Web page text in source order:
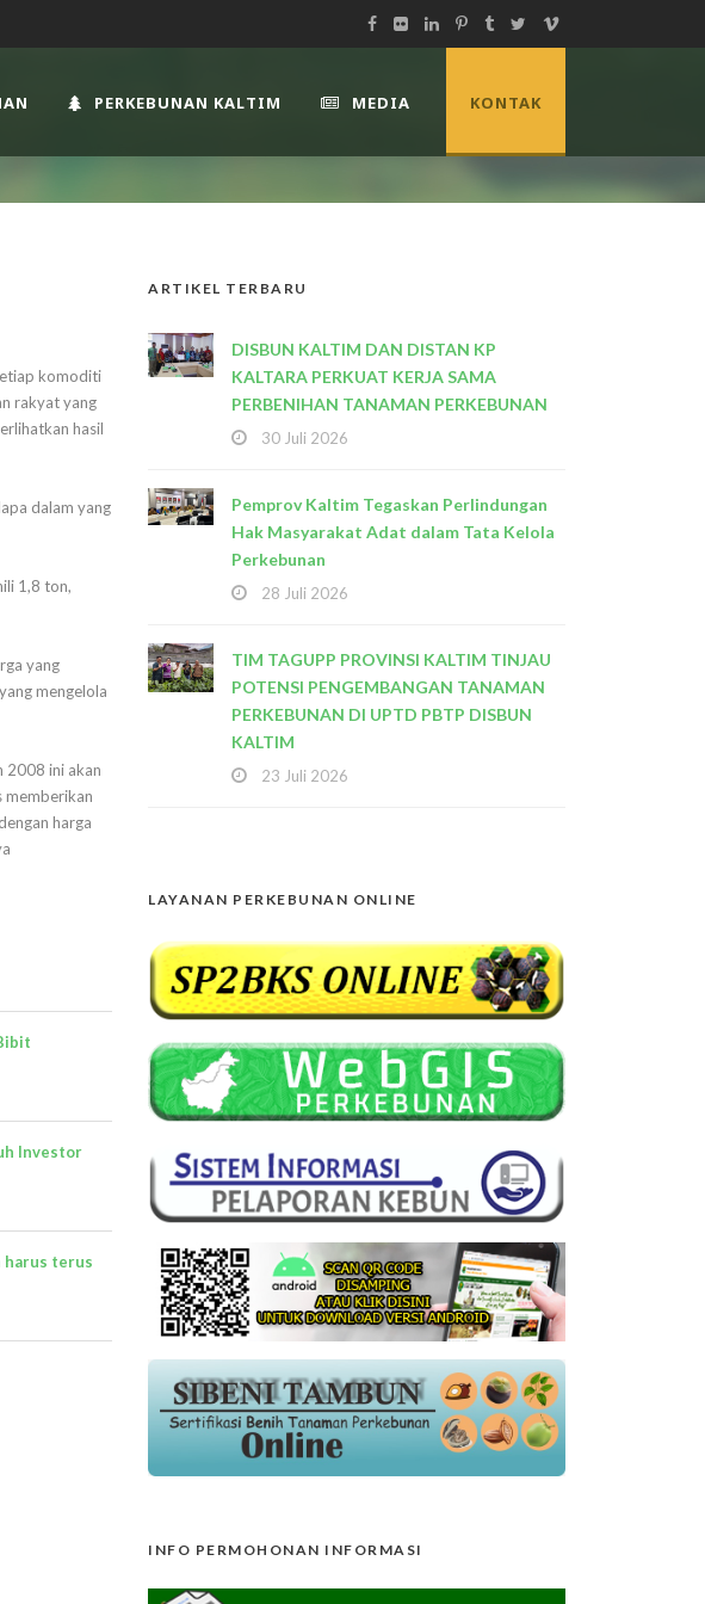
PERKEBUNAN KALTIM MEDIA KONTAK
komoditi
rakyat yang
hasil
dalam yang
1,8 ton,
yang
mengelola
2008 ini akan
memberikan
harga
Investor
harus terus
ARTIKEL TERBARU
DISBUN KALTIM DAN DISTAN KP
KALTARA PERKUAT KERJA SAMA
PERBENIHAN TANAMAN PERKEBUNAN
30 Juli 2026
Pemprov Kaltim Tegaskan Perlindungan
Hak Masyarakat Adat dalam Tata Kelola
Perkebunan
28 Juli 2026
TIM TAGUPP PROVINSI KALTIM TINJAU
POTENSI PENGEMBANGAN TANAMAN
PERKEBUNAN DI UPTD PBTP DISBUN
KALTIM
23 Juli 2026
LAYANAN PERKEBUNAN ONLINE
INFO PERMOHONAN INFORMASI